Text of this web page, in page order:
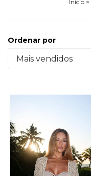
Início >
Ordenar por